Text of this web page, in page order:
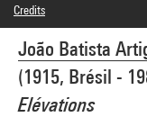
João Batista
(1915, Brésil -
Elévations
Credits
© João Batista Artigas
Photo credits : Centre
Image reference : 4N26935
Image presentation :